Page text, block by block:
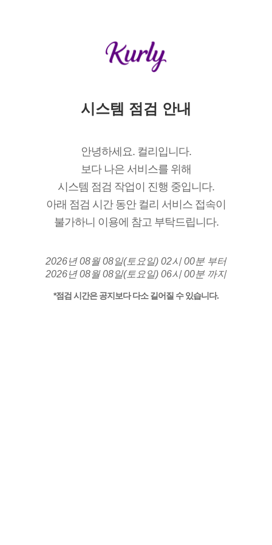
시스템 점검 안내
안녕하세요. 컬리입니다.
보다 나은 서비스를 위해
시스템 점검 작업이 진행 중입니다.
아래 점검 시간 동안 컬리 서비스 접속이
불가하니 이용에 참고 부탁드립니다.
2026년 08월 08일(토요일) 02시 00분 부터
2026년 08월 08일(토요일) 06시 00분 까지
*점검 시간은 공지보다 다소 길어질 수 있습니다.